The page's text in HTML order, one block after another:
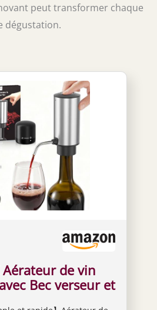
peut transformer chaque
dégustation.
Aérateur de vin
Bec verseur et